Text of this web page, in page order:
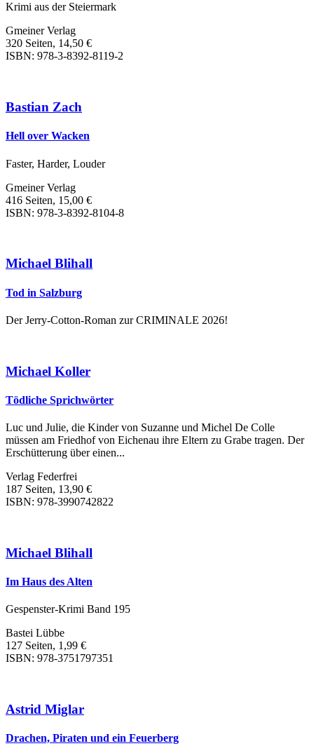
Krimi aus der Steiermark
Gmeiner Verlag
320 Seiten, 14,50 €
ISBN: 978-3-8392-8119-2
Bastian Zach
Hell over Wacken
Faster, Harder, Louder
Gmeiner Verlag
416 Seiten, 15,00 €
ISBN: 978-3-8392-8104-8
Michael Blihall
Tod in Salzburg
Der Jerry-Cotton-Roman zur CRIMINALE 2026!
Michael Koller
Tödliche Sprichwörter
Luc und Julie, die Kinder von Suzanne und Michel De Colle
müssen am Friedhof von Eichenau ihre Eltern zu Grabe tragen. Der
Erschütterung über einen...
Verlag Federfrei
187 Seiten, 13,90 €
ISBN: 978-3990742822
Michael Blihall
Im Haus des Alten
Gespenster-Krimi Band 195
Bastei Lübbe
127 Seiten, 1,99 €
ISBN: 978-3751797351
Astrid Miglar
Drachen, Piraten und ein Feuerberg